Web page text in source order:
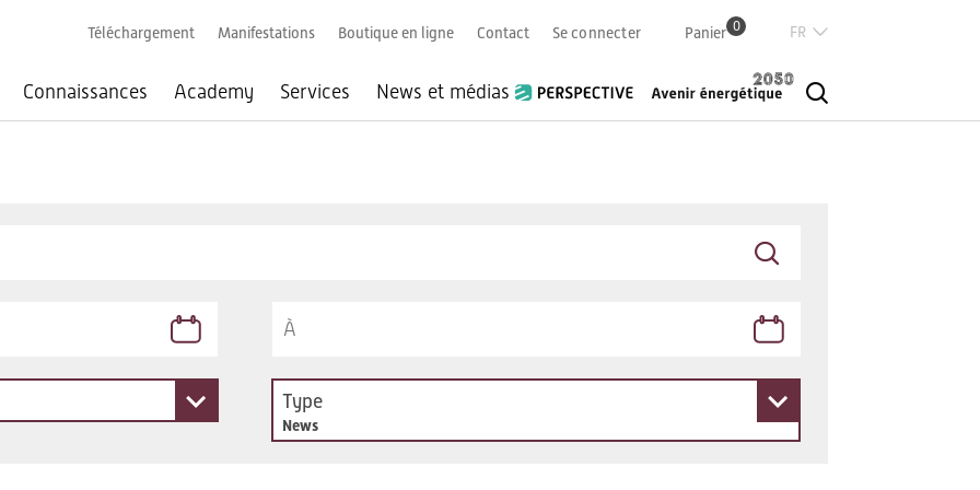
Connaissances Academy Services News et médias
Téléchargement Manifestations Boutique en ligne Contact Se connecter Panier 0
English
Type
News